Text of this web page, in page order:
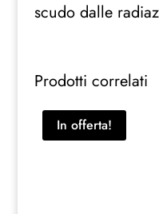
scudo dalle
Prodotti correlati
In offerta!